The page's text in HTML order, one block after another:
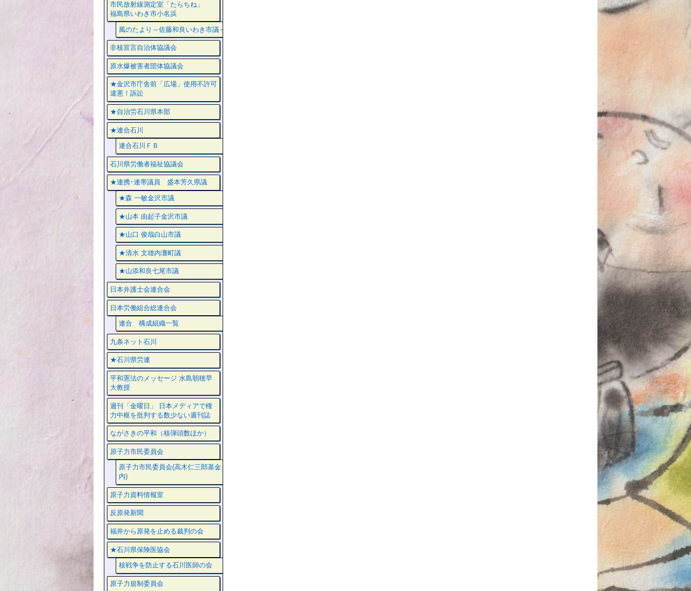
市民放射線測定室「たらちね」
福島県いわき市小名浜
風のたより～佐藤和良いわき市議～
非核宣言自治体協議会
原水爆被害者団体協議会
★金沢市庁舎前「広場」使用不許可
違憲！訴訟
★自治労石川県本部
★連合石川
連合石川ＦＢ
石川県労働者福祉協議会
★連携･連帯議員 盛本芳久県議
★森 一敏金沢市議
★山本 由起子金沢市議
★山口 俊哉白山市議
★清水 文雄内灘町議
★山添和良七尾市議
日本弁護士会連合会
日本労働組合総連合会
連合 構成組織一覧
九条ネット石川
★石川県労連
平和憲法のメッセージ 水島朝穂早
大教授
週刊「金曜日」 日本メディアで権
力中枢を批判する数少ない週刊誌
ながさきの平和（核弾頭数ほか）
原子力市民委員会
原子力市民委員会(高木仁三郎基金
内)
原子力資料情報室
反原発新聞
福井から原発を止める裁判の会
★石川県保険医協会
核戦争を防止する石川医師の会
原子力規制委員会